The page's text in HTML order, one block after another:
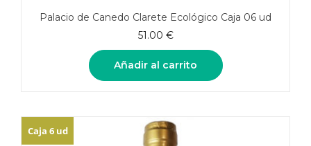
Palacio de Canedo Clarete Ecológico Caja 06 ud
51.00 €
Añadir al carrito
Caja 6 ud